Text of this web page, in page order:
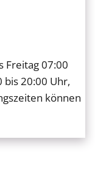
Freitag 07:00
bis 20:00 Uhr,
können